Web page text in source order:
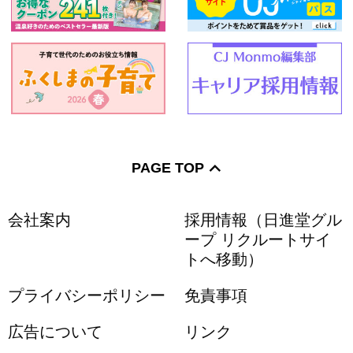
PAGE TOP
会社案内
採用情報（日進堂グル
ープ リクルートサイ
トへ移動）
プライバシーポリシー 免責事項
広告について リンク